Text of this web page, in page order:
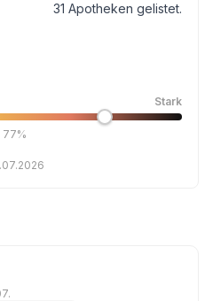
31 Apotheken gelistet.
Stark
77%